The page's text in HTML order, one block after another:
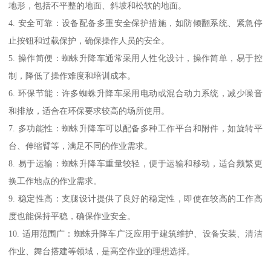
地形，包括不平整的地面、斜坡和松软的地面。
4. 安全可靠：设备配备多重安全保护措施，如防倾翻系统、紧急停
止按钮和过载保护，确保操作人员的安全。
5. 操作简便：蜘蛛升降车通常采用人性化设计，操作简单，易于控
制，降低了操作难度和培训成本。
6. 环保节能：许多蜘蛛升降车采用电动或混合动力系统，减少噪音
和排放，适合在环保要求较高的场所使用。
7. 多功能性：蜘蛛升降车可以配备多种工作平台和附件，如旋转平
台、伸缩臂等，满足不同的作业需求。
8. 易于运输：蜘蛛升降车重量较轻，便于运输和移动，适合频繁更
换工作地点的作业需求。
9. 稳定性高：支腿设计提供了良好的稳定性，即使在较高的工作高
度也能保持平稳，确保作业安全。
10. 适用范围广：蜘蛛升降车广泛应用于建筑维护、设备安装、清洁
作业、舞台搭建等领域，是高空作业的理想选择。